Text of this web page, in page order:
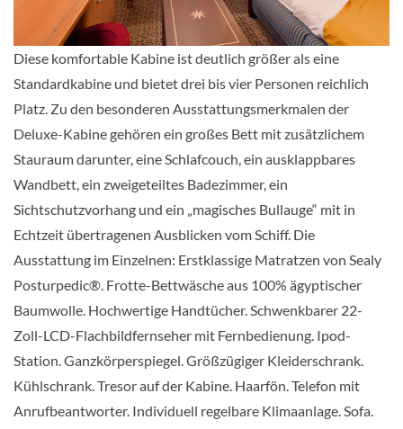
Auf Anfrage
KABINE
Standard-Innenkabine-[11C]
Deck 2
Innenkabine
KABINE
Diese komfortable Kabine ist deutlich größer als eine
Standardkabine und bietet drei bis vier Personen reichlich
Platz. Zu den besonderen Ausstattungsmerkmalen der
Deluxe-Kabine gehören ein großes Bett mit zusätzlichem
Stauraum darunter, eine Schlafcouch, ein ausklappbares
Wandbett, ein zweigeteiltes Badezimmer, ein
Sichtschutzvorhang und ein „magisches Bullauge“ mit in
Echtzeit übertragenen Ausblicken vom Schiff. Die
Ausstattung im Einzelnen: Erstklassige Matratzen von Sealy
Posturpedic®. Frotte-Bettwäsche aus 100% ägyptischer
Baumwolle. Hochwertige Handtücher. Schwenkbarer 22-
Zoll-LCD-Flachbildfernseher mit Fernbedienung. Ipod-
Station. Ganzkörperspiegel. Größzügiger Kleiderschrank.
Kühlschrank. Tresor auf der Kabine. Haarfön. Telefon mit
Anrufbeantworter. Individuell regelbare Klimaanlage. Sofa.